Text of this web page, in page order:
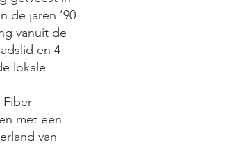
de jaren ’90
vanuit de
en 4
lokale
Fiber
met een
van